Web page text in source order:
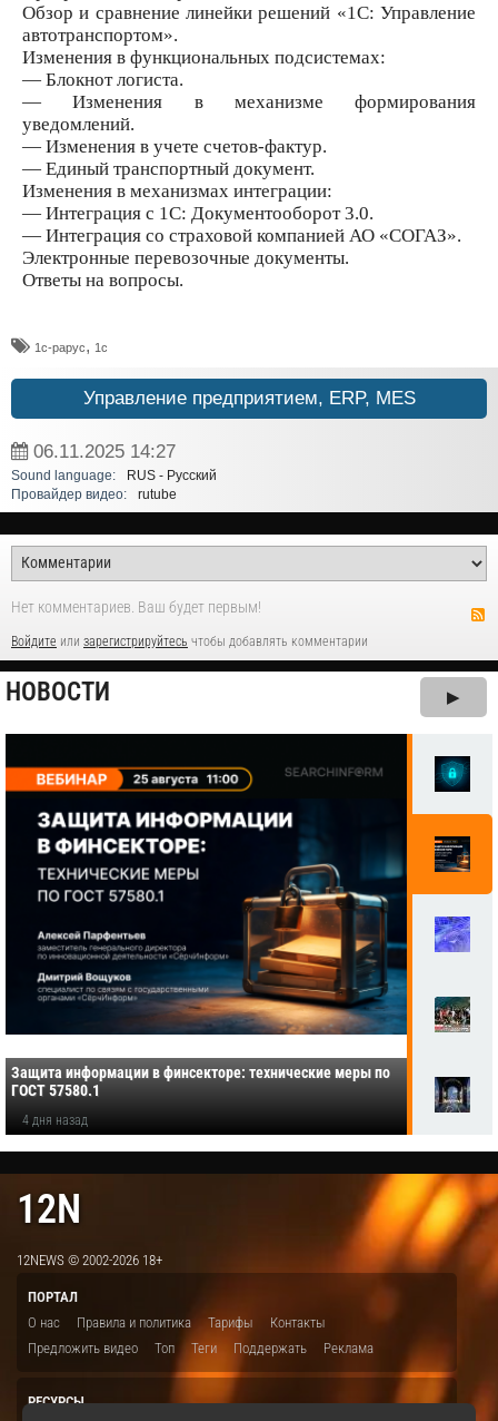
Обзор и сравнение линейки решений «1С: Управление
автотранспортом».
Изменения в функциональных подсистемах:
— Блокнот логиста.
— Изменения в механизме формирования
уведомлений.
— Изменения в учете счетов-фактур.
— Единый транспортный документ.
Изменения в механизмах интеграции:
— Интеграция с 1С: Документооборот 3.0.
— Интеграция со страховой компанией АО «СОГАЗ».
Электронные перевозочные документы.
Ответы на вопросы.
1с-рарус, 1с
Управление предприятием, ERP, MES
06.11.2025 14:27
Sound language:
RUS - Русский
Провайдер видео:
rutube
Нет комментариев. Ваш будет первым!
Войдите или зарегистрируйтесь чтобы добавлять комментарии
НОВОСТИ ▶
Защита информации в финсекторе: технические меры по
ГОСТ 57580.1
4 дня назад
12N
12NEWS © 2002-2026 18+
ПОРТАЛ
О нас
Правила и политика Тарифы
Контакты
Предложить видео
Топ Теги Поддержать Реклама
РЕСУРСЫ